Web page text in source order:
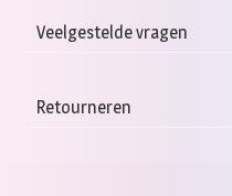
Veelgestelde vragen
Retourneren